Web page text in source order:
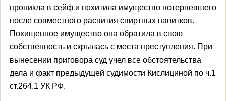
проникла в сейф и похитила имущество потерпевшего
после совместного распития спиртных напитков.
Похищенное имущество она обратила в свою
собственность и скрылась с места преступления. При
вынесении приговора суд учел все обстоятельства
дела и факт предыдущей судимости Кислициной по ч.1
ст.264.1 УК РФ.